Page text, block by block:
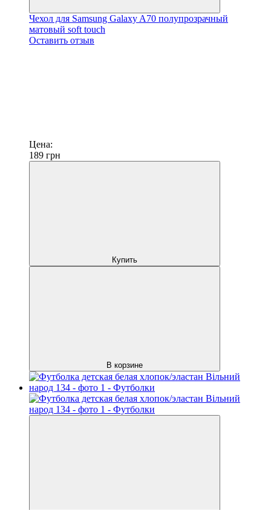
Чехол для Samsung Galaxy A70 полупрозрачный
матовый soft touch
Оставить отзыв
Цена:
189 грн
Купить
В корзине